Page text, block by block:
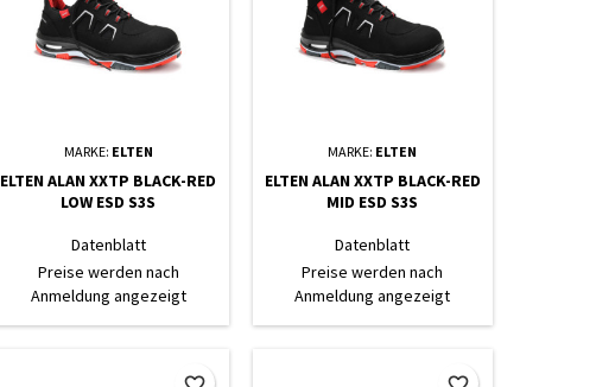
MARKE: ELTEN
ELTEN ALAN XXTP BLACK-RED
LOW ESD S3S
Datenblatt
Preise werden nach
Anmeldung angezeigt
MARKE: ELTEN
ELTEN ALAN XXTP BLACK-RED
MID ESD S3S
Datenblatt
Preise werden nach
Anmeldung angezeigt